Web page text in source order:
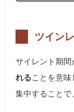
ツイン
サイレント期間
れることを意
集中することで